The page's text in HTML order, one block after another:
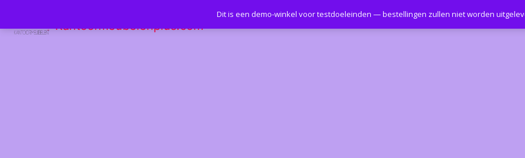
Kantoormeubelenplus.com
Dit is een demo-winkel voor testdoeleinden — bestellingen zullen niet worden